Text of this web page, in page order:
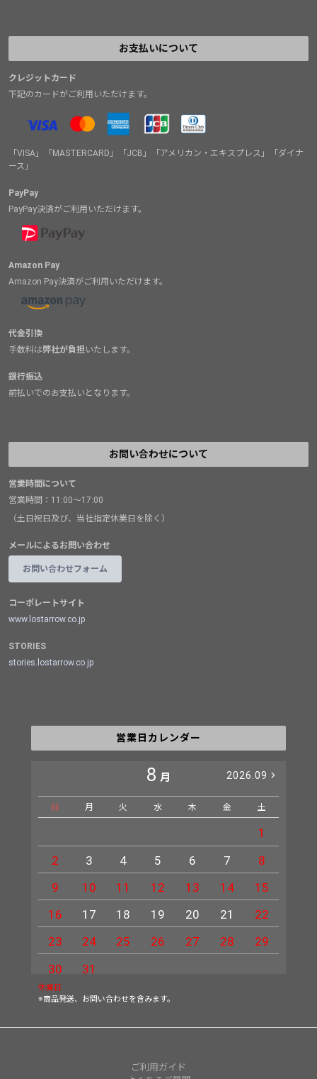
お支払いについて
クレジットカード
下記のカードがご利用いただけます。
「VISA」「MASTERCARD」「JCB」「アメリカン・エキスプレス」「ダイナ
ース」
PayPay
PayPay決済がご利用いただけます。
Amazon Pay
Amazon Pay決済がご利用いただけます。
代金引換
手数料は弊社が負担いたします。
銀行振込
前払いでのお支払いとなります。
お問い合わせについて
営業時間について
営業時間：11:00～17:00
（土日祝日及び、当社指定休業日を除く）
メールによるお問い合わせ
お問い合わせフォーム
コーポレートサイト
www.lostarrow.co.jp
STORIES
stories.lostarrow.co.jp
営業日カレンダー
8 月 2026.09
日 月 火 水 木 金 土
1
2
3 4 5 6 7
8
9
10 11 12 13 14
15
16
17 18 19 20 21
22
23
24 25 26 27 28
29
30
31
休業日
※商品発送、お問い合わせを含みます。
ご利用ガイド